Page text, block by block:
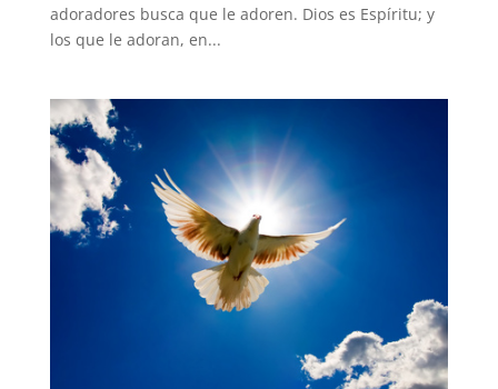
adoradores busca que le adoren. Dios es Espíritu; y
los que le adoran, en...